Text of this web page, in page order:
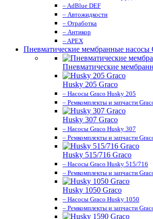
– AdBlue DEF
– Автожидкости
– Отработка
– Антикор
– APEX
Пневматические мембранные насосы
Пневматические
Husky 205 Graco
– Насосы Graco Husky 205
– Ремкомплекты и запчасти
Husky 307 Graco
– Насосы Graco Husky 307
– Ремкомплекты и запчасти
Husky 515/716 Graco
– Насосы Graco Husky 515/716
– Ремкомплекты и запчасти
Husky 1050 Graco
– Насосы Graco Husky 1050
– Ремкомплекты и запчасти